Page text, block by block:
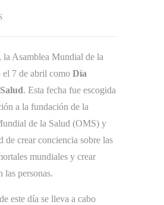
la Asamblea Mundial de la
el 7 de abril como Día
. Esta fecha fue escogida
a la fundación de la
de la Salud (OMS) y
de crear conciencia sobre las
mundiales y crear
las personas.
este día se lleva a cabo